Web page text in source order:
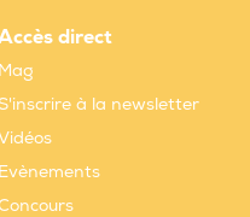
direct
Mag
S'inscrire à la newsletter
Evènements